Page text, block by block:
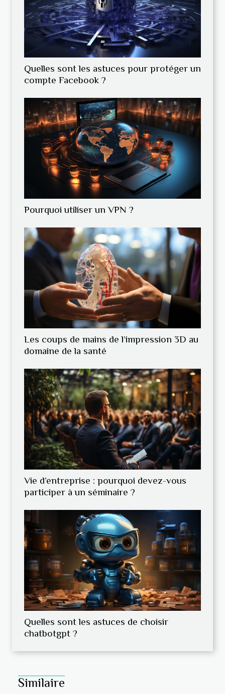
Quelles sont les astuces pour protéger un
compte Facebook ?
Pourquoi utiliser un VPN ?
Les coups de mains de l’impression 3D au
domaine de la santé
Vie d’entreprise : pourquoi devez-vous
participer à un séminaire ?
Quelles sont les astuces de choisir
chatbotgpt ?
Similaire